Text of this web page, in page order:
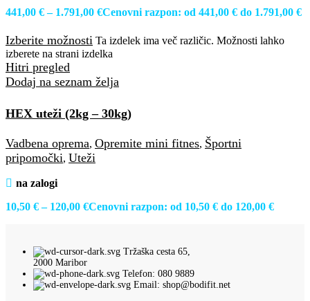
441,00 € – 1.791,00 €Cenovni razpon: od 441,00 € do 1.791,00 €
Izberite možnosti Ta izdelek ima več različic. Možnosti lahko
izberete na strani izdelka
Hitri pregled
Dodaj na seznam želja
HEX uteži (2kg – 30kg)
Vadbena oprema, Opremite mini fitnes, Športni
pripomočki, Uteži
na zalogi
10,50 € – 120,00 €Cenovni razpon: od 10,50 € do 120,00 €
Tržaška cesta 65,
2000 Maribor
Telefon: 080 9889
Email: shop@bodifit.net